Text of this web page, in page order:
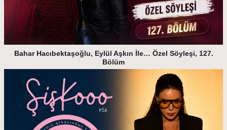
Bahar Hacıbektaşoğlu, Eylül Aşkın İle… Özel Söyleşi, 127.
Bölüm